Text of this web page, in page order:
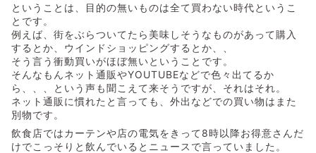
ということは、目的の無いものは全て買わない時代というこ
とです。
例えば、街をぶらついてたら美味しそうなものがあって購入
するとか、ウインドショッピングするとか、、
そう言う衝動買いがほぼ無いということです。
そんなもんネット通販やYOUTUBEなどで色々出てるか
ら、、、という声も聞こえて来そうですが、それはそれ。
ネット通販に慣れたと言っても、外出などでの買い物はまた
別物です。
飲食店ではカーテンや店の電気をきって8時以降お得意さんだ
けでこっそりと飲んでいるとニュースで言っていました。